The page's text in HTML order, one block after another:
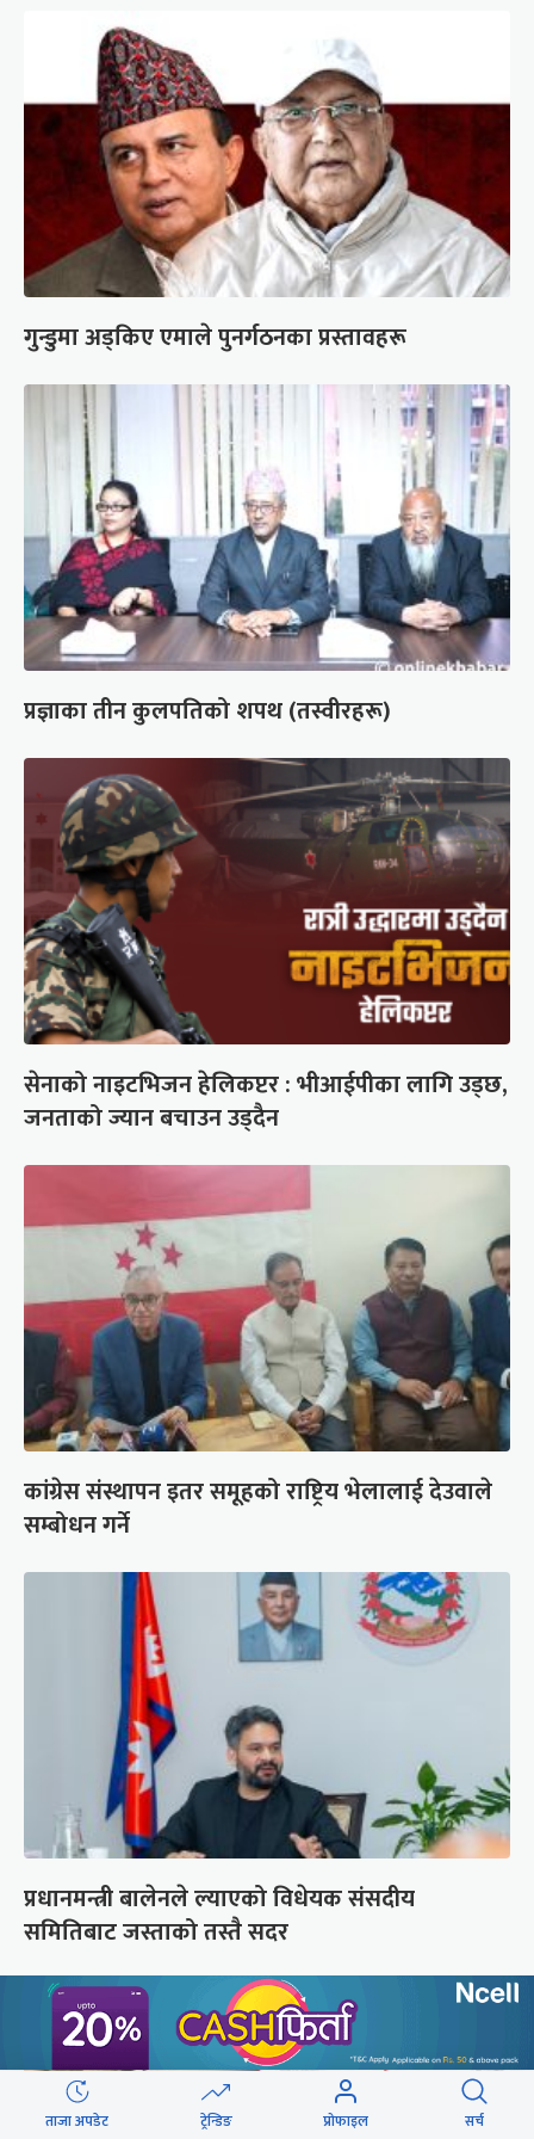
गुन्डुमा अड्किए एमाले पुनर्गठनका प्रस्तावहरू
प्रज्ञाका तीन कुलपतिको शपथ (तस्वीरहरू)
सेनाको नाइटभिजन हेलिकप्टर : भीआईपीका लागि उड्छ,
जनताको ज्यान बचाउन उड्दैन
कांग्रेस संस्थापन इतर समूहको राष्ट्रिय भेलालाई देउवाले
सम्बोधन गर्ने
प्रधानमन्त्री बालेनले ल्याएको विधेयक संसदीय
समितिबाट जस्ताको तस्तै सदर
ताजा अपडेट ट्रेन्डिङ प्रोफाइल सर्च